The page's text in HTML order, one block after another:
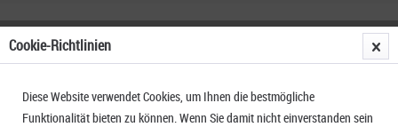
Classic Schuhputztuch Poliertuch Baumwolle
Cookie-Richtlinien
Diese Website verwendet Cookies, um Ihnen die bestmögliche
Funktionalität bieten zu können. Wenn Sie damit nicht einverstanden sein